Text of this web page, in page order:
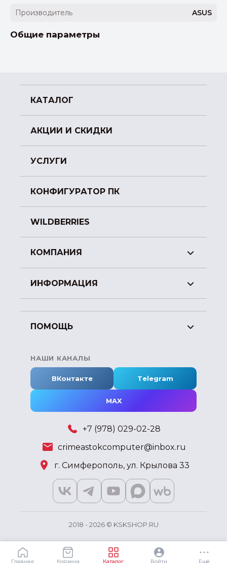
Главная Корзина Каталог Войти Ещё
Производитель
ASUS
Общие параметры
КАТАЛОГ
АКЦИИ И СКИДКИ
УСЛУГИ
КОНФИГУРАТОР ПК
WILDBERRIES
КОМПАНИЯ
ИНФОРМАЦИЯ
ПОМОЩЬ
НАШИ КАНАЛЫ
ВКонтакте Telegram
MAX
+7 (978) 029-02-28
crimeastokcomputer@inbox.ru
г. Симферополь, ул. Крылова 33
2018 - 2026 © KSKSHOP.RU